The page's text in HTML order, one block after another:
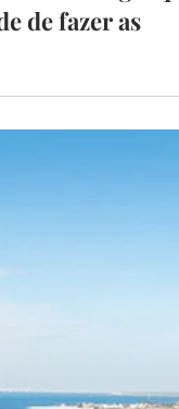
em Portugal
de fazer as